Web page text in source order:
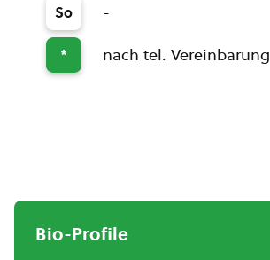
So -
* nach tel. Vereinbarung
Bio-Profile